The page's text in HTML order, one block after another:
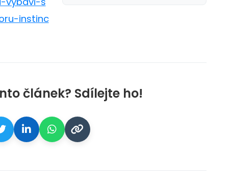
instinc
článek? Sdílejte ho!